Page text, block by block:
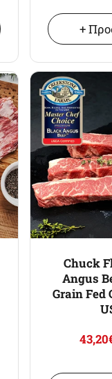
+
Chuck
Angus
Grain Fed